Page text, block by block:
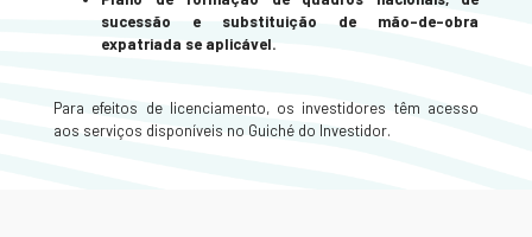
sucessão e substituição de mão-de-obra
expatriada se aplicável.
Para efeitos de licenciamento, os investidores têm acesso
aos serviços disponíveis no Guiché do Investidor.